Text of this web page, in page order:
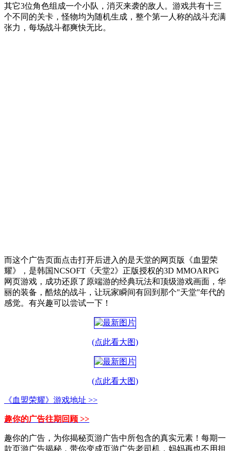
其它3位角色组成一个小队，消灭来袭的敌人。游戏共有十三
个不同的关卡，怪物均为随机生成，整个第一人称的战斗充满
张力，每场战斗都爽快无比。
而这个广告页面点击打开后进入的是天堂的网页版《血盟荣
耀》，是韩国NCSOFT《天堂2》正版授权的3D MMOARPG
网页游戏，成功还原了原端游的经典玩法和顶级游戏画面，华
丽的装备，酷炫的战斗，让玩家瞬间有回到那个"天堂"年代的
感觉。有兴趣可以尝试一下！
(点此看大图)
(点此看大图)
《血盟荣耀》游戏地址 >>
趣你的广告往期回顾 >>
趣你的广告，为你揭秘页游广告中所包含的真实元素！每期一
款页游广告揭秘，带你变成页游广告老司机，妈妈再也不用担